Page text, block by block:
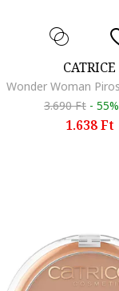
CATRICE
3.690 Ft - 55%
1.638 Ft